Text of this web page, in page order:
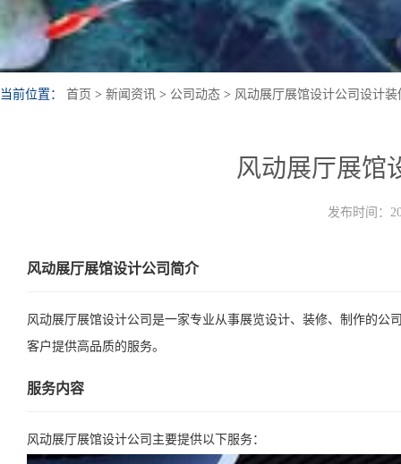
当前位置： 首页 > 新闻资讯 > 公司动态 > 风动展厅展馆设计公司设计装
风动展厅展馆
发布时间：
风动展厅展馆设计公司简介
风动展厅展馆设计公司是一家专业从事展览设计、装修、制作的
客户提供高品质的服务。
服务内容
风动展厅展馆设计公司主要提供以下服务：